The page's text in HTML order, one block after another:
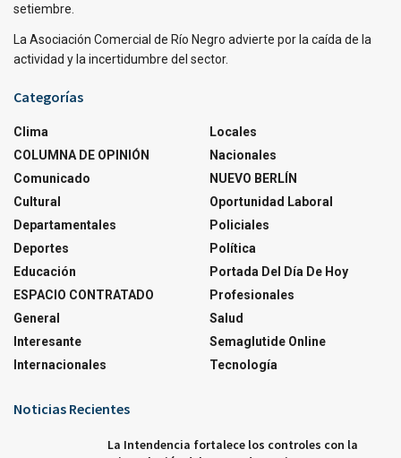
setiembre.
La Asociación Comercial de Río Negro advierte por la caída de la
actividad y la incertidumbre del sector.
Categorías
Clima
COLUMNA DE OPINIÓN
Comunicado
Cultural
Departamentales
Deportes
Educación
ESPACIO CONTRATADO
General
Interesante
Internacionales
Locales
Nacionales
NUEVO BERLÍN
Oportunidad Laboral
Policiales
Política
Portada Del Día De Hoy
Profesionales
Salud
Semaglutide Online
Tecnología
Noticias Recientes
La Intendencia fortalece los controles con la